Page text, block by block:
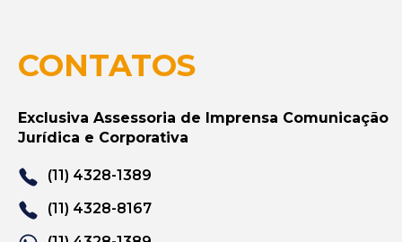
CONTATOS
Exclusiva Assessoria de Imprensa Comunicação
Jurídica e Corporativa
(11) 4328-1389
(11) 4328-8167